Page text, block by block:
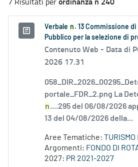
Verbale n . 13 Commissione
Pubblico per la selezione di
Contenuto Web - Data di
2026 17.31
portale_FDR_2.png La
n....295 del 06/08/2026
13 del 04/08/2026 della...
Aree Tematiche: TURISMO
Argomenti: FONDO DI
2027: PR 2021-2027